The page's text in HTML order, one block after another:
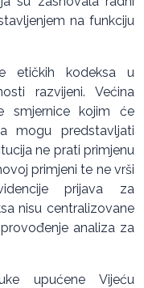
na funkciju
etičkih kodeksa u
razvijeni. Većina
smjernice kojim će
mogu predstavljati
ne prati primjenu
primjeni te ne vrši
prijava za
nisu centralizovane
analiza za
upućene Vijeću